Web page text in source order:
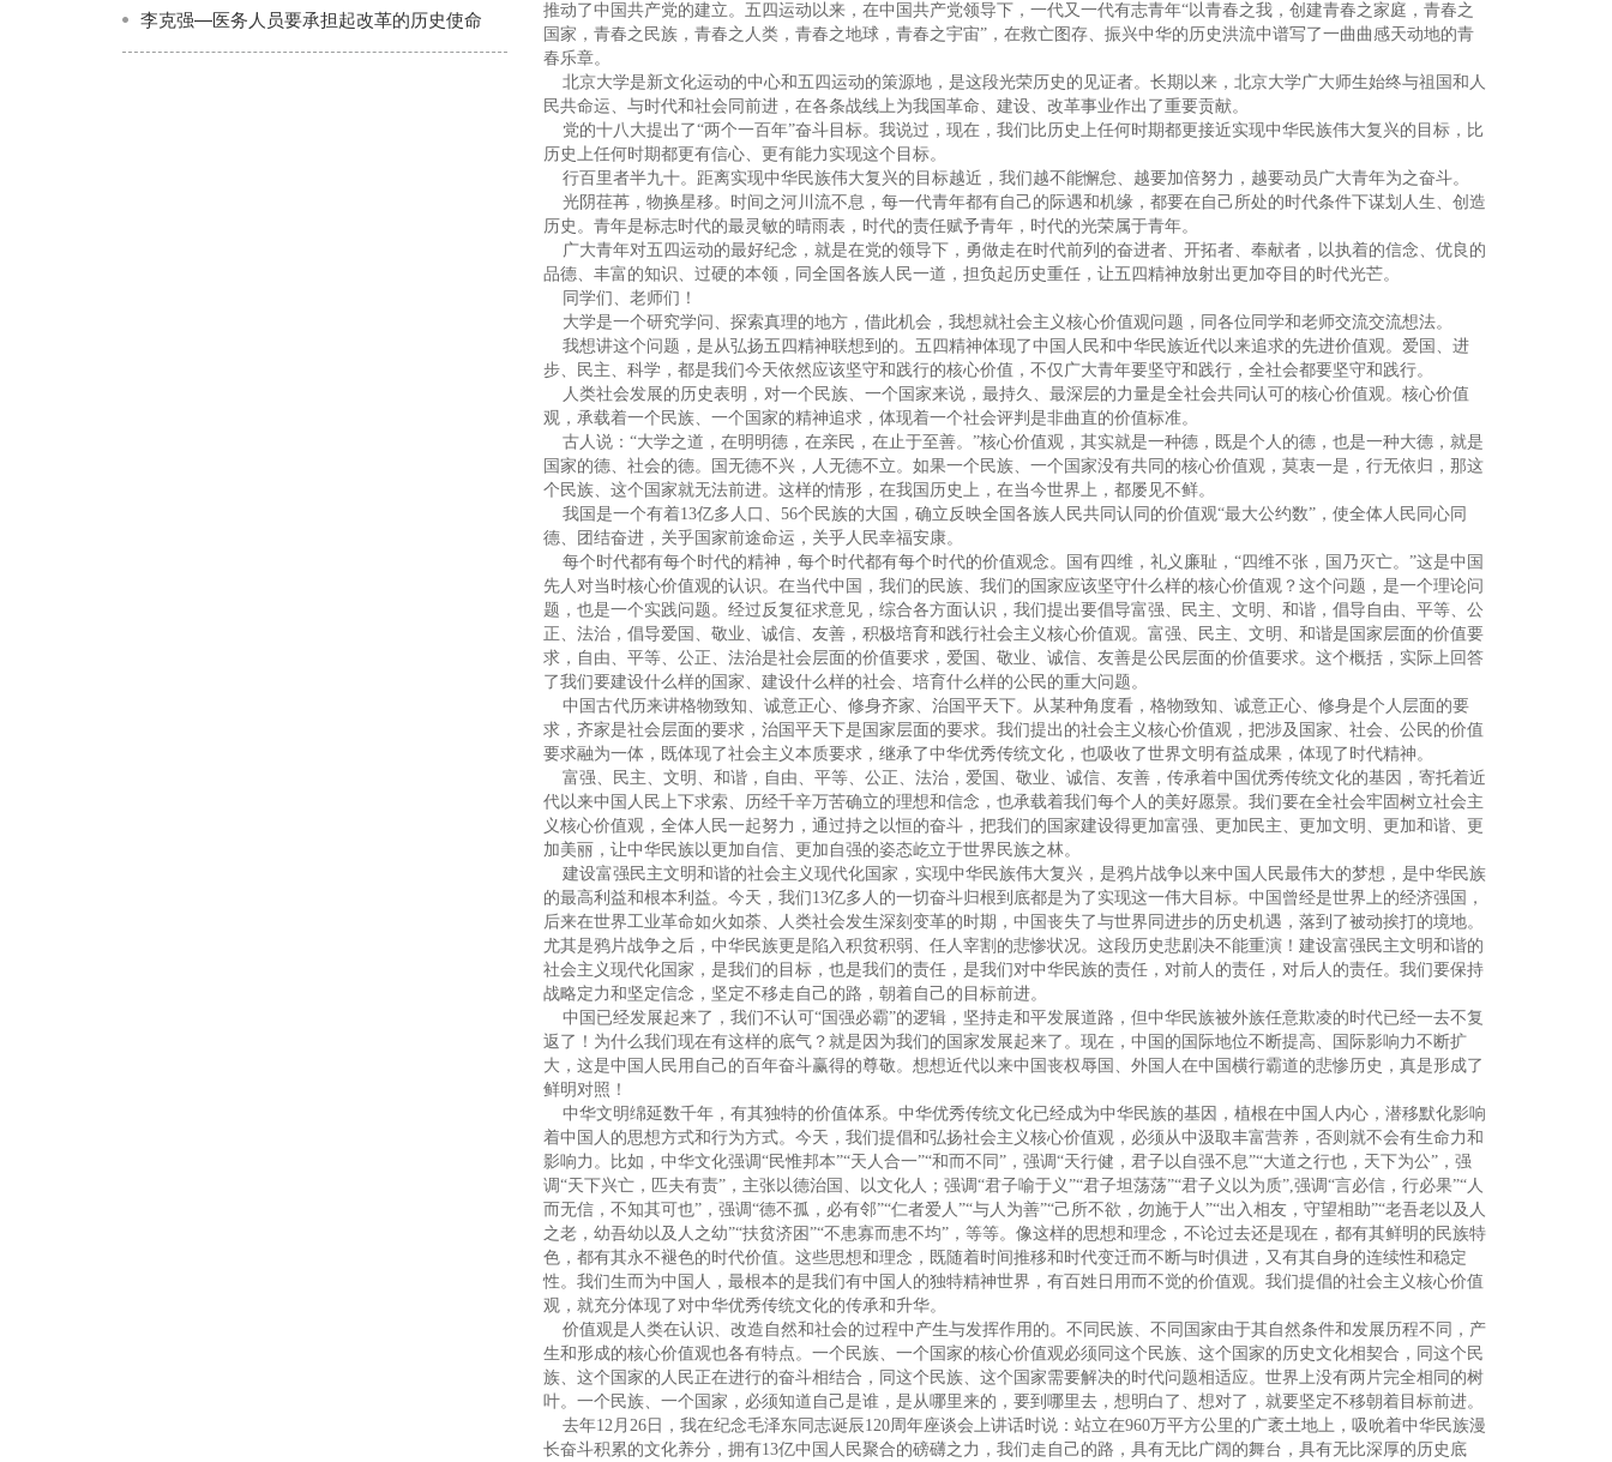
李克强—医务人员要承担起改革的历史使命
推动了中国共产党的建立。五四运动以来，在中国共产党领导下，一代又一代有志青年“以青春之我，创建青春之家庭，青春之
国家，青春之民族，青春之人类，青春之地球，青春之宇宙”，在救亡图存、振兴中华的历史洪流中谱写了一曲曲感天动地的青
春乐章。
北京大学是新文化运动的中心和五四运动的策源地，是这段光荣历史的见证者。长期以来，北京大学广大师生始终与祖国和人
民共命运、与时代和社会同前进，在各条战线上为我国革命、建设、改革事业作出了重要贡献。
党的十八大提出了“两个一百年”奋斗目标。我说过，现在，我们比历史上任何时期都更接近实现中华民族伟大复兴的目标，比
历史上任何时期都更有信心、更有能力实现这个目标。
行百里者半九十。距离实现中华民族伟大复兴的目标越近，我们越不能懈怠、越要加倍努力，越要动员广大青年为之奋斗。
光阴荏苒，物换星移。时间之河川流不息，每一代青年都有自己的际遇和机缘，都要在自己所处的时代条件下谋划人生、创造
历史。青年是标志时代的最灵敏的晴雨表，时代的责任赋予青年，时代的光荣属于青年。
广大青年对五四运动的最好纪念，就是在党的领导下，勇做走在时代前列的奋进者、开拓者、奉献者，以执着的信念、优良的
品德、丰富的知识、过硬的本领，同全国各族人民一道，担负起历史重任，让五四精神放射出更加夺目的时代光芒。
同学们、老师们！
大学是一个研究学问、探索真理的地方，借此机会，我想就社会主义核心价值观问题，同各位同学和老师交流交流想法。
我想讲这个问题，是从弘扬五四精神联想到的。五四精神体现了中国人民和中华民族近代以来追求的先进价值观。爱国、进
步、民主、科学，都是我们今天依然应该坚守和践行的核心价值，不仅广大青年要坚守和践行，全社会都要坚守和践行。
人类社会发展的历史表明，对一个民族、一个国家来说，最持久、最深层的力量是全社会共同认可的核心价值观。核心价值
观，承载着一个民族、一个国家的精神追求，体现着一个社会评判是非曲直的价值标准。
古人说：“大学之道，在明明德，在亲民，在止于至善。”核心价值观，其实就是一种德，既是个人的德，也是一种大德，就是
国家的德、社会的德。国无德不兴，人无德不立。如果一个民族、一个国家没有共同的核心价值观，莫衷一是，行无依归，那这
个民族、这个国家就无法前进。这样的情形，在我国历史上，在当今世界上，都屡见不鲜。
我国是一个有着13亿多人口、56个民族的大国，确立反映全国各族人民共同认同的价值观“最大公约数”，使全体人民同心同
德、团结奋进，关乎国家前途命运，关乎人民幸福安康。
每个时代都有每个时代的精神，每个时代都有每个时代的价值观念。国有四维，礼义廉耻，“四维不张，国乃灭亡。”这是中国
先人对当时核心价值观的认识。在当代中国，我们的民族、我们的国家应该坚守什么样的核心价值观？这个问题，是一个理论问
题，也是一个实践问题。经过反复征求意见，综合各方面认识，我们提出要倡导富强、民主、文明、和谐，倡导自由、平等、公
正、法治，倡导爱国、敬业、诚信、友善，积极培育和践行社会主义核心价值观。富强、民主、文明、和谐是国家层面的价值要
求，自由、平等、公正、法治是社会层面的价值要求，爱国、敬业、诚信、友善是公民层面的价值要求。这个概括，实际上回答
了我们要建设什么样的国家、建设什么样的社会、培育什么样的公民的重大问题。
中国古代历来讲格物致知、诚意正心、修身齐家、治国平天下。从某种角度看，格物致知、诚意正心、修身是个人层面的要
求，齐家是社会层面的要求，治国平天下是国家层面的要求。我们提出的社会主义核心价值观，把涉及国家、社会、公民的价值
要求融为一体，既体现了社会主义本质要求，继承了中华优秀传统文化，也吸收了世界文明有益成果，体现了时代精神。
富强、民主、文明、和谐，自由、平等、公正、法治，爱国、敬业、诚信、友善，传承着中国优秀传统文化的基因，寄托着近
代以来中国人民上下求索、历经千辛万苦确立的理想和信念，也承载着我们每个人的美好愿景。我们要在全社会牢固树立社会主
义核心价值观，全体人民一起努力，通过持之以恒的奋斗，把我们的国家建设得更加富强、更加民主、更加文明、更加和谐、更
加美丽，让中华民族以更加自信、更加自强的姿态屹立于世界民族之林。
建设富强民主文明和谐的社会主义现代化国家，实现中华民族伟大复兴，是鸦片战争以来中国人民最伟大的梦想，是中华民族
的最高利益和根本利益。今天，我们13亿多人的一切奋斗归根到底都是为了实现这一伟大目标。中国曾经是世界上的经济强国，
后来在世界工业革命如火如荼、人类社会发生深刻变革的时期，中国丧失了与世界同进步的历史机遇，落到了被动挨打的境地。
尤其是鸦片战争之后，中华民族更是陷入积贫积弱、任人宰割的悲惨状况。这段历史悲剧决不能重演！建设富强民主文明和谐的
社会主义现代化国家，是我们的目标，也是我们的责任，是我们对中华民族的责任，对前人的责任，对后人的责任。我们要保持
战略定力和坚定信念，坚定不移走自己的路，朝着自己的目标前进。
中国已经发展起来了，我们不认可“国强必霸”的逻辑，坚持走和平发展道路，但中华民族被外族任意欺凌的时代已经一去不复
返了！为什么我们现在有这样的底气？就是因为我们的国家发展起来了。现在，中国的国际地位不断提高、国际影响力不断扩
大，这是中国人民用自己的百年奋斗赢得的尊敬。想想近代以来中国丧权辱国、外国人在中国横行霸道的悲惨历史，真是形成了
鲜明对照！
中华文明绵延数千年，有其独特的价值体系。中华优秀传统文化已经成为中华民族的基因，植根在中国人内心，潜移默化影响
着中国人的思想方式和行为方式。今天，我们提倡和弘扬社会主义核心价值观，必须从中汲取丰富营养，否则就不会有生命力和
影响力。比如，中华文化强调“民惟邦本”“天人合一”“和而不同”，强调“天行健，君子以自强不息”“大道之行也，天下为公”，强
调“天下兴亡，匹夫有责”，主张以德治国、以文化人；强调“君子喻于义”“君子坦荡荡”“君子义以为质”,强调“言必信，行必果”“人
而无信，不知其可也”，强调“德不孤，必有邻”“仁者爱人”“与人为善”“己所不欲，勿施于人”“出入相友，守望相助”“老吾老以及人
之老，幼吾幼以及人之幼”“扶贫济困”“不患寡而患不均”，等等。像这样的思想和理念，不论过去还是现在，都有其鲜明的民族特
色，都有其永不褪色的时代价值。这些思想和理念，既随着时间推移和时代变迁而不断与时俱进，又有其自身的连续性和稳定
性。我们生而为中国人，最根本的是我们有中国人的独特精神世界，有百姓日用而不觉的价值观。我们提倡的社会主义核心价值
观，就充分体现了对中华优秀传统文化的传承和升华。
价值观是人类在认识、改造自然和社会的过程中产生与发挥作用的。不同民族、不同国家由于其自然条件和发展历程不同，产
生和形成的核心价值观也各有特点。一个民族、一个国家的核心价值观必须同这个民族、这个国家的历史文化相契合，同这个民
族、这个国家的人民正在进行的奋斗相结合，同这个民族、这个国家需要解决的时代问题相适应。世界上没有两片完全相同的树
叶。一个民族、一个国家，必须知道自己是谁，是从哪里来的，要到哪里去，想明白了、想对了，就要坚定不移朝着目标前进。
去年12月26日，我在纪念毛泽东同志诞辰120周年座谈会上讲话时说：站立在960万平方公里的广袤土地上，吸吮着中华民族漫
长奋斗积累的文化养分，拥有13亿中国人民聚合的磅礴之力，我们走自己的路，具有无比广阔的舞台，具有无比深厚的历史底